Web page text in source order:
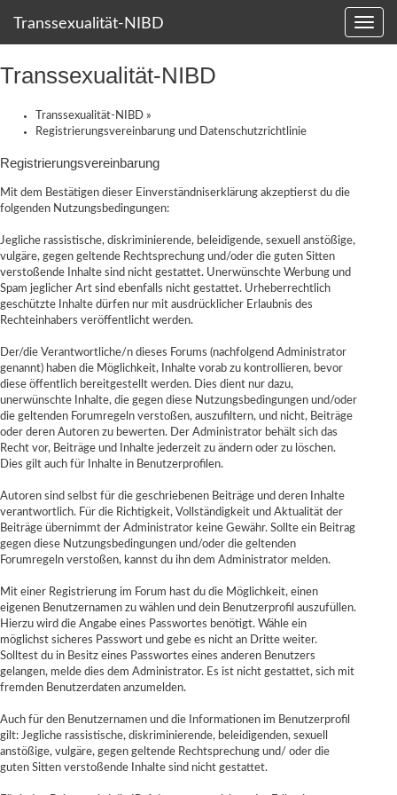
Transsexualität-NIBD
Transsexualität-NIBD
Transsexualität-NIBD »
Registrierungsvereinbarung und Datenschutzrichtlinie
Registrierungsvereinbarung
Mit dem Bestätigen dieser Einverständniserklärung akzeptierst du die
folgenden Nutzungsbedingungen:
Jegliche rassistische, diskriminierende, beleidigende, sexuell anstößige,
vulgäre, gegen geltende Rechtsprechung und/oder die guten Sitten
verstoßende Inhalte sind nicht gestattet. Unerwünschte Werbung und
Spam jeglicher Art sind ebenfalls nicht gestattet. Urheberrechtlich
geschützte Inhalte dürfen nur mit ausdrücklicher Erlaubnis des
Rechteinhabers veröffentlicht werden.
Der/die Verantwortliche/n dieses Forums (nachfolgend Administrator
genannt) haben die Möglichkeit, Inhalte vorab zu kontrollieren, bevor
diese öffentlich bereitgestellt werden. Dies dient nur dazu,
unerwünschte Inhalte, die gegen diese Nutzungsbedingungen und/oder
die geltenden Forumregeln verstoßen, auszufiltern, und nicht, Beiträge
oder deren Autoren zu bewerten. Der Administrator behält sich das
Recht vor, Beiträge und Inhalte jederzeit zu ändern oder zu löschen.
Dies gilt auch für Inhalte in Benutzerprofilen.
Autoren sind selbst für die geschriebenen Beiträge und deren Inhalte
verantwortlich. Für die Richtigkeit, Vollständigkeit und Aktualität der
Beiträge übernimmt der Administrator keine Gewähr. Sollte ein Beitrag
gegen diese Nutzungsbedingungen und/oder die geltenden
Forumregeln verstoßen, kannst du ihn dem Administrator melden.
Mit einer Registrierung im Forum hast du die Möglichkeit, einen
eigenen Benutzernamen zu wählen und dein Benutzerprofil auszufüllen.
Hierzu wird die Angabe eines Passwortes benötigt. Wähle ein
möglichst sicheres Passwort und gebe es nicht an Dritte weiter.
Solltest du in Besitz eines Passwortes eines anderen Benutzers
gelangen, melde dies dem Administrator. Es ist nicht gestattet, sich mit
fremden Benutzerdaten anzumelden.
Auch für den Benutzernamen und die Informationen im Benutzerprofil
gilt: Jegliche rassistische, diskriminierende, beleidigenden, sexuell
anstößige, vulgäre, gegen geltende Rechtsprechung und/ oder die
guten Sitten verstoßende Inhalte sind nicht gestattet.